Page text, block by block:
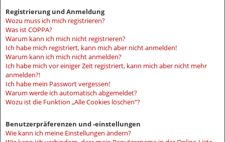
Registrierung und Anmeldung
Wozu muss ich mich registrieren?
Was ist COPPA?
Warum kann ich mich nicht registrieren?
Ich habe mich registriert, kann mich aber nicht anmelden!
Warum kann ich mich nicht anmelden?
Ich habe mich vor einiger Zeit registriert, kann mich aber nicht mehr
anmelden?!
Ich habe mein Passwort vergessen!
Warum werde ich automatisch abgemeldet?
Wozu ist die Funktion „Alle Cookies löschen“?
Benutzerpräferenzen und -einstellungen
Wie kann ich meine Einstellungen ändern?